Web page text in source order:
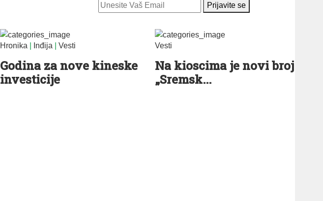
Prijavite se
Hronika Inđija Vesti
Godina za nove kineske
investicije
Vesti
Na kioscima je novi broj
„Sremsk...